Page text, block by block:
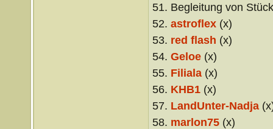
51. Begleitung von
52. astroflex(x)
53. red flash (x)
54. Geloe(x)
55. Filiala(x)
56. KHB1(x)
57. LandUnter-Nadja
58. marlon75(x)